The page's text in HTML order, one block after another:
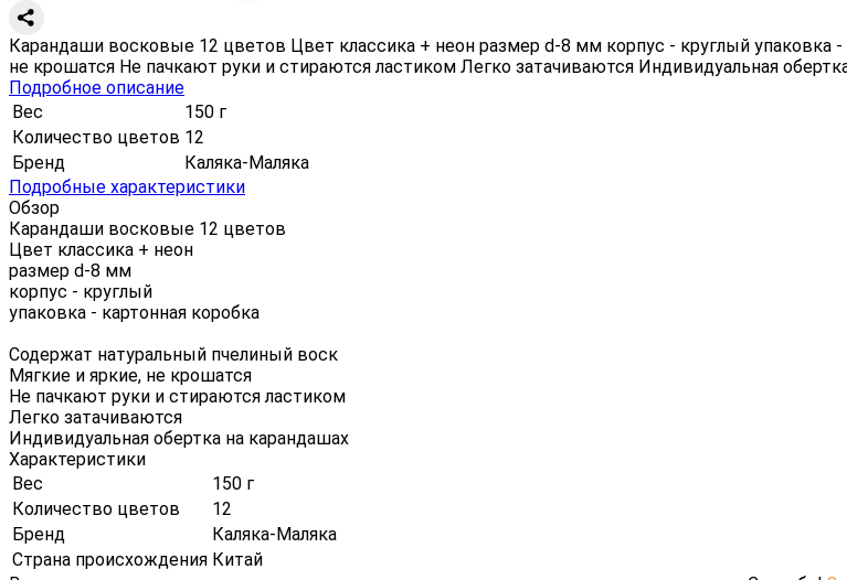
Карандаши восковые 12 цветов Цвет классика + неон размер d-8 мм корпус - круглый упаковка
не крошатся Не пачкают руки и стираются ластиком Легко затачиваются Индивидуальная
Подробное описание
Вес
150 г
Количество цветов 12
Бренд
Каляка-Маляка
Подробные характеристики
Обзор
Карандаши восковые 12 цветов
Цвет классика + неон
размер d-8 мм
корпус - круглый
упаковка - картонная коробка
Содержат натуральный пчелиный воск
Мягкие и яркие, не крошатся
Не пачкают руки и стираются ластиком
Легко затачиваются
Индивидуальная обертка на карандашах
Характеристики
Вес
150 г
Количество цветов
12
Бренд
Каляка-Маляка
Страна происхождения Китай